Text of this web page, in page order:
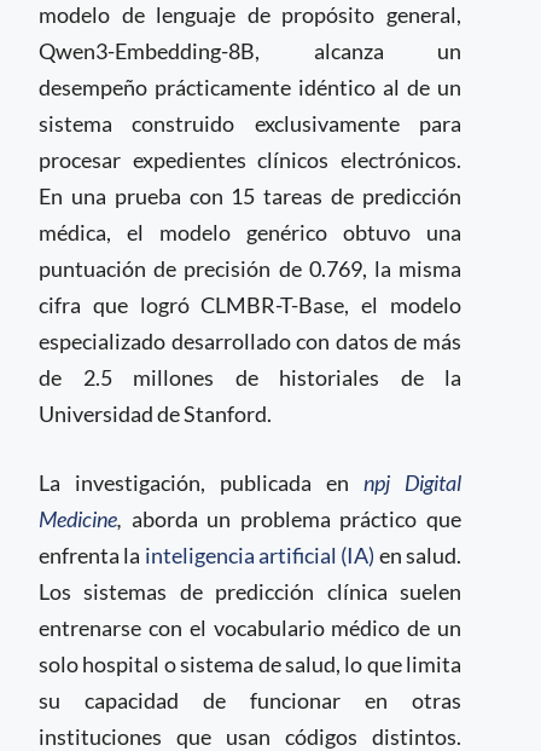
modelo de lenguaje de propósito general,
Qwen3-Embedding-8B, alcanza un
desempeño prácticamente idéntico al de un
sistema construido exclusivamente para
procesar expedientes clínicos electrónicos.
En una prueba con 15 tareas de predicción
médica, el modelo genérico obtuvo una
puntuación de precisión de 0.769, la misma
cifra que logró CLMBR-T-Base, el modelo
especializado desarrollado con datos de más
de 2.5 millones de historiales de la
Universidad de Stanford.
La investigación, publicada en npj Digital
Medicine, aborda un problema práctico que
enfrenta la inteligencia artificial (IA) en salud.
Los sistemas de predicción clínica suelen
entrenarse con el vocabulario médico de un
solo hospital o sistema de salud, lo que limita
su capacidad de funcionar en otras
instituciones que usan códigos distintos.